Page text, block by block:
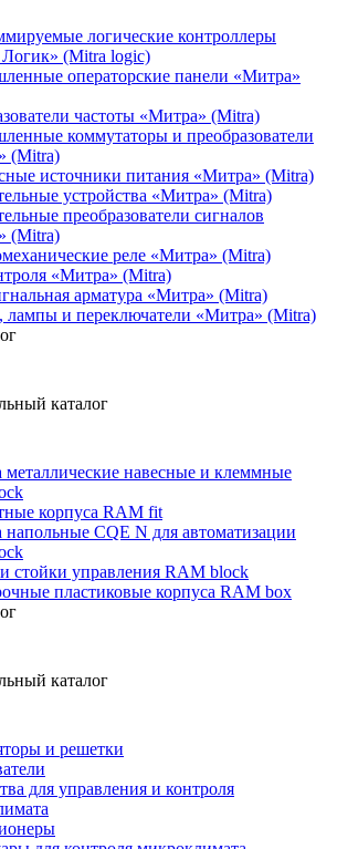
логические контроллеры
(Mitra logic)
операторские панели «Митра»
частоты «Митра» (Mitra)
коммутаторы и преобразователи
(Mitra)
источники питания «Митра» (Mitra)
устройства «Митра» (Mitra)
преобразователи сигналов
(Mitra)
реле «Митра» (Mitra)
«Митра» (Mitra)
арматура «Митра» (Mitra)
лампы и переключатели «Митра» (Mitra)
каталог
металлические навесные и клеммные
корпуса RAM fit
напольные CQE N для автоматизации
стойки управления RAM block
пластиковые корпуса RAM box
каталог
и решетки
для управления и контроля